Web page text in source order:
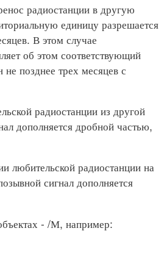
радиостанции в другую
единицу разрешается
В этом случае
об этом соответствующий
не позднее трех месяцев с
радиостанции из другой
дополняется дробной частью,
радиостанции на
сигнал дополняется
- /М, например: